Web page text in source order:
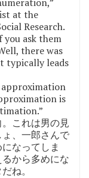
at the
Research.
you ask them
there was
typically leads
approximation
is
これは男の見
、一郎さんで
なってしま
から多めにな
ね。